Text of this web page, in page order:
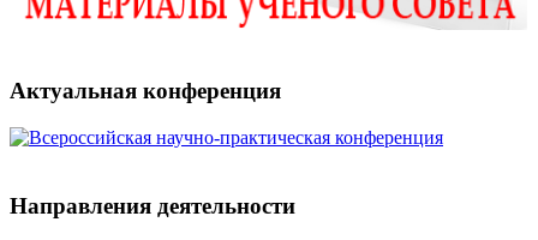
Актуальная конференция
Направления деятельности